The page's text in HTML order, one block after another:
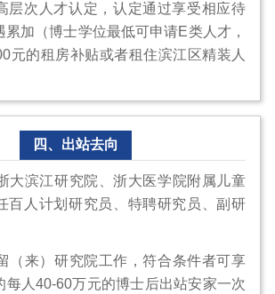
层次人才认定，认定通过享受相应待
加（博士学位最低可申请E类人才，
元的租房补贴或者租住滨江区精装人
四、出站去向
大滨江研究院、浙大医学院附属儿童
百人计划研究员、特聘研究员、副研
（来）研究院工作，符合条件者可享
每人40-60万元的博士后出站安家一次